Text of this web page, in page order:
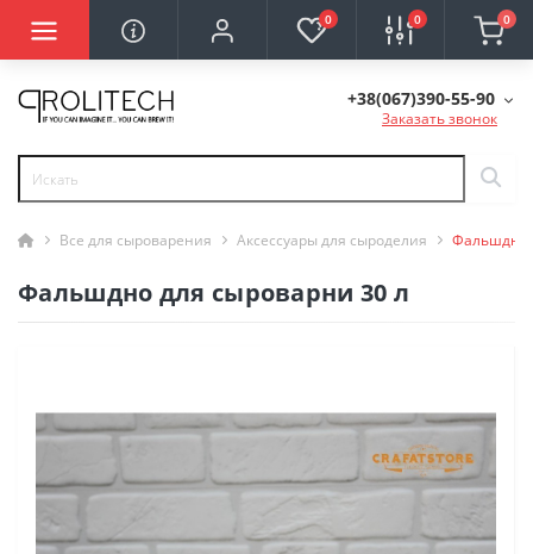
0 0 0
+38(067)390-55-90
Заказать звонок
Все для сыроварения Аксессуары для сыроделия Фальшдно
Фальшдно для сыроварни 30 л